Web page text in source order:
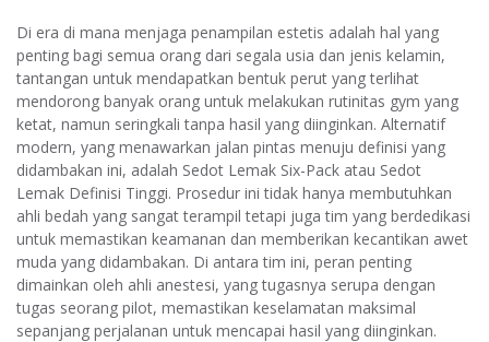
Di era di mana menjaga penampilan estetis adalah hal yang
penting bagi semua orang dari segala usia dan jenis kelamin,
tantangan untuk mendapatkan bentuk perut yang terlihat
mendorong banyak orang untuk melakukan rutinitas gym yang
ketat, namun seringkali tanpa hasil yang diinginkan. Alternatif
modern, yang menawarkan jalan pintas menuju definisi yang
didambakan ini, adalah Sedot Lemak Six-Pack atau Sedot
Lemak Definisi Tinggi. Prosedur ini tidak hanya membutuhkan
ahli bedah yang sangat terampil tetapi juga tim yang berdedikasi
untuk memastikan keamanan dan memberikan kecantikan awet
muda yang didambakan. Di antara tim ini, peran penting
dimainkan oleh ahli anestesi, yang tugasnya serupa dengan
tugas seorang pilot, memastikan keselamatan maksimal
sepanjang perjalanan untuk mencapai hasil yang diinginkan.